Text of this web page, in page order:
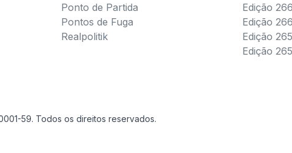
Ponto de Partida
Pontos de Fuga
Realpolitik
Edição
Edição
Edição
Edição
59. Todos os direitos reservados.